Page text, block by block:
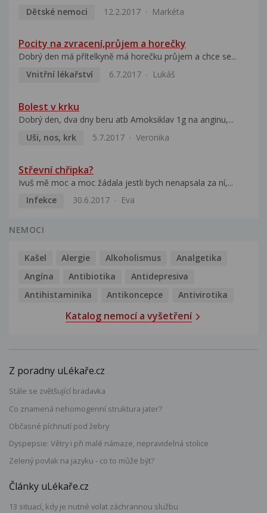
Dětské nemoci
12.2.2017 Markéta
Pocity na zvracení,průjem a horečky
Dobrý den má přítelkyně má horečku průjem a chce se...
Vnitřní lékařství
6.7.2017 Lukáš
Bolest v krku
Dobrý den, dva dny beru atb Amoksiklav 1g na anginu,...
Uši, nos, krk
5.7.2017 Veronika
Střevní chřipka?
Ivuš mě moc a moc žádala jestli bych nenapsala za ní,...
Infekce
30.6.2017 Eva
NEMOCI
Kašel Alergie Alkoholismus
Analgetika
Angína
Antibiotika
Antidepresiva
Antihistaminika
Antikoncepce Antivirotika
Katalog nemocí a vyšetření
Z poradny uLékaře.cz
Stále se zvětšující bradavka
Co znamená nehomogenní struktura jater?
Občasné píchnutí pod žebry
Dyspepsie: Větry i při malé námaze, nepravidelná stolice
Zelený povlak na jazyku - co to může být?
Články uLékaře.cz
13 situací, kdy je nutné volat záchrannou službu